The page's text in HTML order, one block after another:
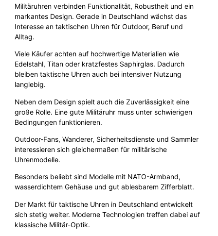
Militäruhren verbinden Funktionalität, Robustheit und ein
markantes Design. Gerade in Deutschland wächst das
Interesse an taktischen Uhren für Outdoor, Beruf und
Alltag.
Viele Käufer achten auf hochwertige Materialien wie
Edelstahl, Titan oder kratzfestes Saphirglas. Dadurch
bleiben taktische Uhren auch bei intensiver Nutzung
langlebig.
Neben dem Design spielt auch die Zuverlässigkeit eine
große Rolle. Eine gute Militäruhr muss unter schwierigen
Bedingungen funktionieren.
Outdoor-Fans, Wanderer, Sicherheitsdienste und Sammler
interessieren sich gleichermaßen für militärische
Uhrenmodelle.
Besonders beliebt sind Modelle mit NATO-Armband,
wasserdichtem Gehäuse und gut ablesbarem Zifferblatt.
Der Markt für taktische Uhren in Deutschland entwickelt
sich stetig weiter. Moderne Technologien treffen dabei auf
klassische Militär-Optik.